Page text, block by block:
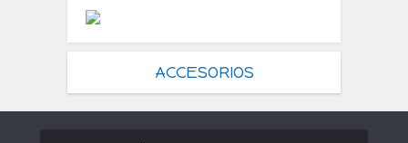
ACCESORIOS